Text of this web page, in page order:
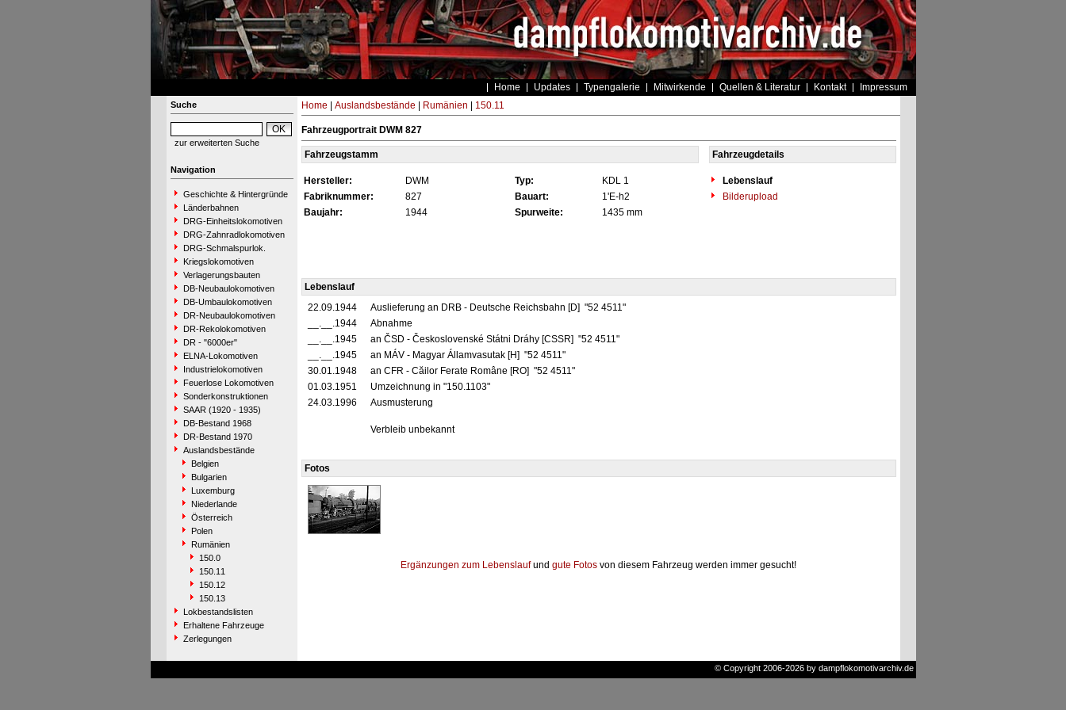
Home Updates Typengalerie Mitwirkende Quellen & Literatur Kontakt Impressum
Suche
zur erweiterten Suche
Navigation
Geschichte & Hintergründe
Länderbahnen
DRG-Einheitslokomotiven
DRG-Zahnradlokomotiven
DRG-Schmalspurlok.
Kriegslokomotiven
Verlagerungsbauten
DB-Neubaulokomotiven
DB-Umbaulokomotiven
DR-Neubaulokomotiven
DR-Rekolokomotiven
DR - "6000er"
ELNA-Lokomotiven
Industrielokomotiven
Feuerlose Lokomotiven
Sonderkonstruktionen
SAAR (1920 - 1935)
DB-Bestand 1968
DR-Bestand 1970
Auslandsbestände
Belgien
Bulgarien
Luxemburg
Niederlande
Österreich
Polen
Rumänien
150.0
150.11
150.12
150.13
Lokbestandslisten
Erhaltene Fahrzeuge
Zerlegungen
Home Auslandsbestände Rumänien 150.11
Fahrzeugportrait DWM 827
Fahrzeugstamm Fahrzeugdetails
Hersteller: DWM Typ: KDL 1
Lebenslauf
Fabriknummer:
827 Bauart: 1'E-h2
Bilderupload
Baujahr:
1944 Spurweite: 1435 mm
Lebenslauf
22.09.1944
Auslieferung an DRB - Deutsche Reichsbahn [D] "52 4511"
__.__.1944
Abnahme
__.__.1945
an ČSD - Československé Státni Dráhy [CSSR] "52 4511"
__.__.1945
an MÁV - Magyar Államvasutak [H] "52 4511"
30.01.1948
an CFR - Căilor Ferate Române [RO] "52 4511"
01.03.1951
Umzeichnung in "150.1103"
24.03.1996
Ausmusterung
Verbleib unbekannt
Fotos
Ergänzungen zum Lebenslaufund gute Fotos von diesem Fahrzeug werden immer gesucht!
© Copyright 2006-2026 by dampflokomotivarchiv.de